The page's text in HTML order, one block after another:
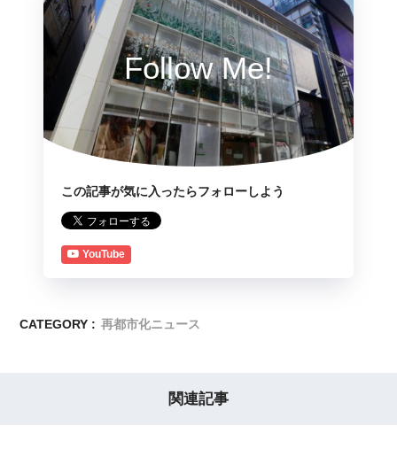
Follow Me!
この記事が気に入ったらフォローしよう
YouTube
CATEGORY : 再都市化ニュース
関連記事